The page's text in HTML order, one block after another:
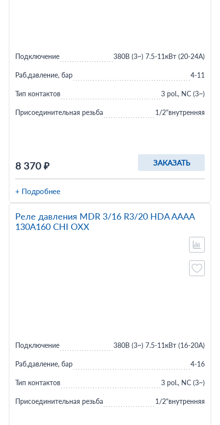
8 370 ₽ ЗАКАЗАТЬ
Подключение 380В (3~) 7.5-11кВт (20-24A)
Раб.давление, бар 4-11
Тип контактов 3 pol., NC (3~)
Присоединительная резьба 1/2"внутренняя
+ Подробнее
Реле давления MDR 3/16 R3/20 HDA AAAA
130A160 CHI OXX
Подключение 380В (3~) 7.5-11кВт (16-20A)
Раб.давление, бар 4-16
Тип контактов 3 pol., NC (3~)
Присоединительная резьба 1/2"внутренняя